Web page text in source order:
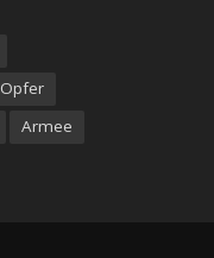
Opfer
Armee